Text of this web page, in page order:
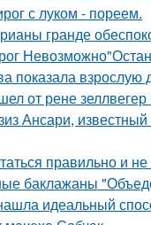
с луком - пореем.
гранде
показала взрослую
от рене зеллвегер
Ансари,
правильно и не
баклажаны
идеальный